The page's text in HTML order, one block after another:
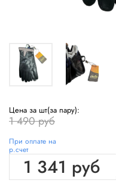
Цена за шт(за пару):
1 490 руб
При оплате на
р.счет
1 341 руб